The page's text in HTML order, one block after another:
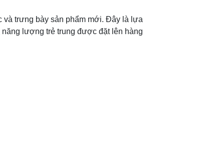
và trưng bày sản phẩm mới. Đây là lựa
lượng trẻ trung được đặt lên hàng